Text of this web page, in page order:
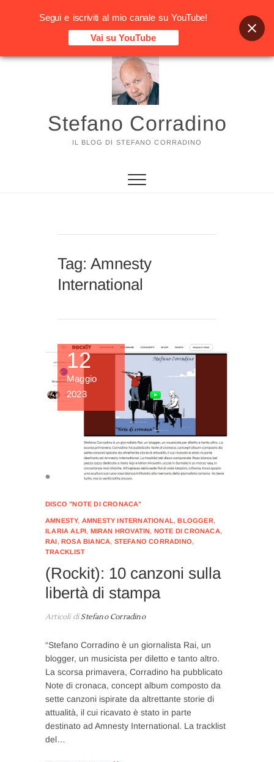
Vai
Stefano Corradino
IL BLOG DI STEFANO CORRADINO
Tag: Amnesty
International
12
Maggio
2023
DISCO "NOTE DI CRONACA"
AMNESTY, AMNESTY INTERNATIONAL,BLOGGER,
ILARIA ALPI, MIRAN HROVATIN, NOTE DI CRONACA,
RAI,ROSA BIANCA, STEFANO CORRADINO,
TRACKLIST
(Rockit): 10 canzoni sulla
libertà di stampa
Articoli diStefano Corradino
“Stefano Corradino è un giornalista Rai, un
blogger, un musicista per diletto e tanto altro.
La scorsa primavera, Corradino ha pubblicato
Note di cronaca, concept album composto da
sette canzoni ispirate da altrettante storie di
attualità, il cui ricavato è stato in parte
destinato ad Amnesty International. La tracklist
del…
Segui e iscriviti al mio canale su YouTube!
Vai su YouTube